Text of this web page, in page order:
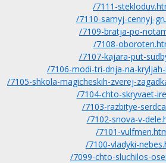
/7111-
/7110-samyj-cennyj-
/7109-bratja-po-
/7108-
/7107-kajara-put-
/7106-modi-tri-dnja-na-
/7105-shkola-magicheskih-zverej-
/7104-chto-skryvaet-
/7103-razbitye-
/7102-snova-v-
/7101-
/7100-vladyki-
/7099-chto-sluchilos-